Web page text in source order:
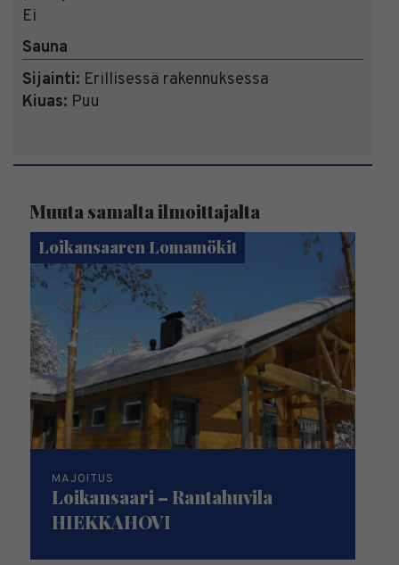
Ei
Sauna
Sijainti: Erillisessä rakennuksessa
Kiuas: Puu
Muuta samalta ilmoittajalta
Loikansaaren Lomamökit
MAJOITUS
Loikansaari – Rantahuvila
HIEKKAHOVI